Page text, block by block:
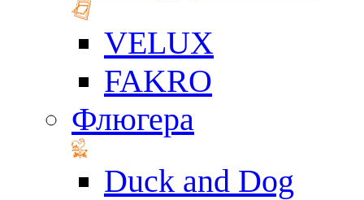
VELUX
FAKRO
Флюгера
Duck and Dog